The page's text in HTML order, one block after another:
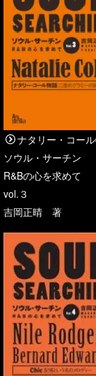
ナタリー・コー
ソウル・サーチン
R&Bの心を求めて
vol.３
吉岡正晴 著